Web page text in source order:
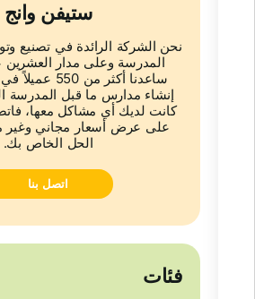
ستيفن وانج
نحن الشركة الرائدة في تصنيع
المدرسة وعلى مدار العشرين
إنشاء مدارس ما قبل المدرسة
كانت لديك أي مشاكل معها،
على عرض أسعار مجاني وغير
الحل الخاص بك.
اتصل بنا
فئات